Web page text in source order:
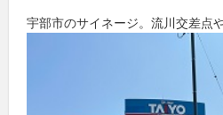
宇部市のサイネージ。流川交差点